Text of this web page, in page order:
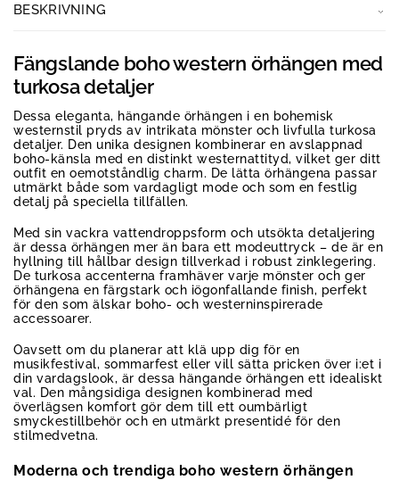
BESKRIVNING
Fängslande boho western örhängen med
turkosa detaljer
Dessa eleganta, hängande örhängen i en bohemisk
westernstil pryds av intrikata mönster och livfulla turkosa
detaljer. Den unika designen kombinerar en avslappnad
boho-känsla med en distinkt westernattityd, vilket ger ditt
outfit en oemotståndlig charm. De lätta örhängena passar
utmärkt både som vardagligt mode och som en festlig
detalj på speciella tillfällen.
Med sin vackra vattendroppsform och utsökta detaljering
är dessa örhängen mer än bara ett modeuttryck – de är en
hyllning till hållbar design tillverkad i robust zinklegering.
De turkosa accenterna framhäver varje mönster och ger
örhängena en färgstark och iögonfallande finish, perfekt
för den som älskar boho- och westerninspirerade
accessoarer.
Oavsett om du planerar att klä upp dig för en
musikfestival, sommarfest eller vill sätta pricken över i:et i
din vardagslook, är dessa hängande örhängen ett idealiskt
val. Den mångsidiga designen kombinerad med
överlägsen komfort gör dem till ett oumbärligt
smyckestillbehör och en utmärkt presentidé för den
stilmedvetna.
Moderna och trendiga boho western örhängen